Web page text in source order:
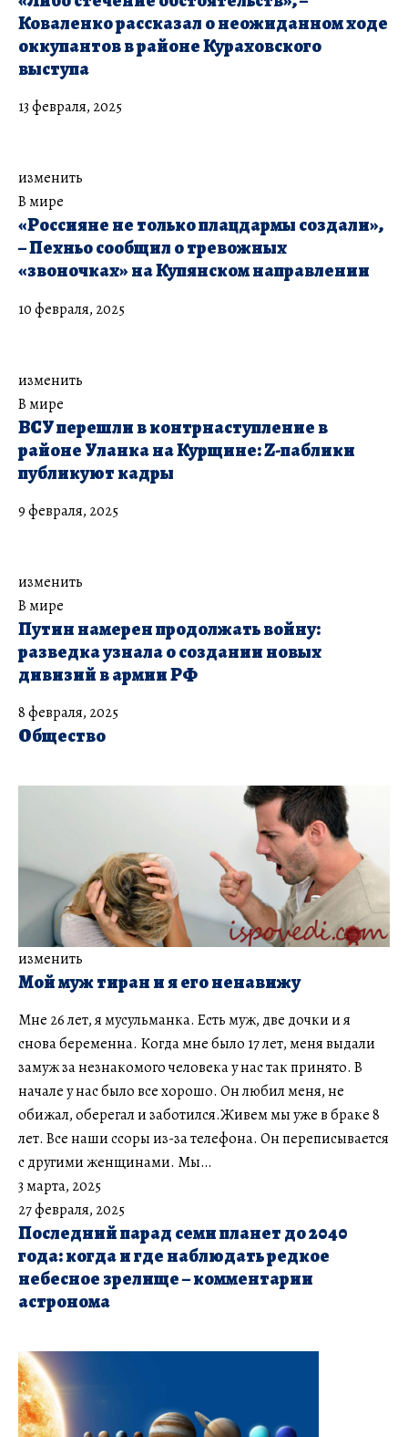
Коваленко рассказал о неожиданном ходе
оккупантов в районе Кураховского
выступа
13 февраля, 2025
изменить
В мире
«Россияне не только плацдармы создали»,
– Пехньо сообщил о тревожных
«звоночках» на Купянском направлении
10 февраля, 2025
изменить
В мире
​ВСУ перешли в контрнаступление в
районе Уланка на Курщине: Z-паблики
публикуют кадры
9 февраля, 2025
изменить
В мире
Путин намерен продолжать войну:
разведка узнала о создании новых
дивизий в армии РФ
8 февраля, 2025
Общество
изменить
Мой муж тиран и я его ненавижу
Мне 26 лет, я мусульманка. Есть муж, две дочки и я
снова беременна. Когда мне было 17 лет, меня выдали
замуж за незнакомого человека у нас так принято. В
начале у нас было все хорошо. Он любил меня, не
обижал, оберегал и заботился.Живем мы уже в браке 8
лет. Все наши ссоры из-за телефона. Он переписывается
с другими женщинами. Мы…
3 марта, 2025
27 февраля, 2025
Последний парад семи планет до 2040
года: когда и где наблюдать редкое
небесное зрелище – комментарии
астронома